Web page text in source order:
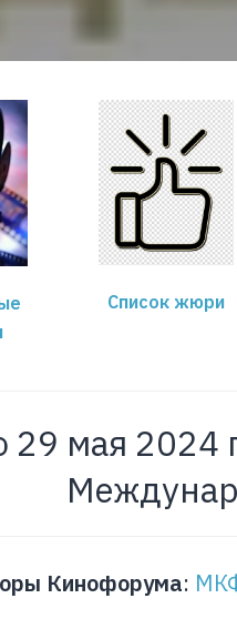
Список жюри
29 мая 2024
Кинофорума: